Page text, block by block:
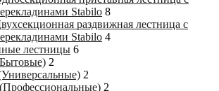
Stabilo 8
раздвижная лестница с
Stabilo 4
лестницы 6
2
2
2